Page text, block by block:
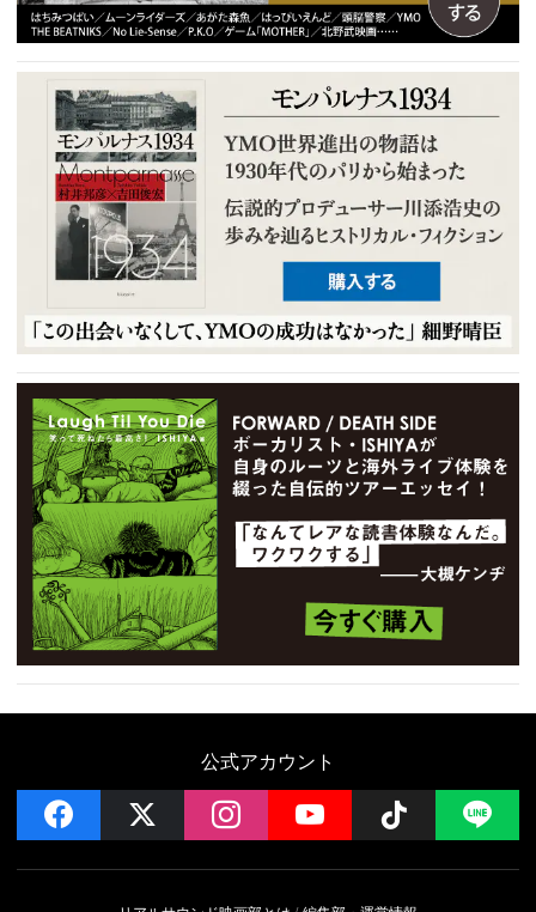
公式アカウント
facebook instagramYouTube Follow